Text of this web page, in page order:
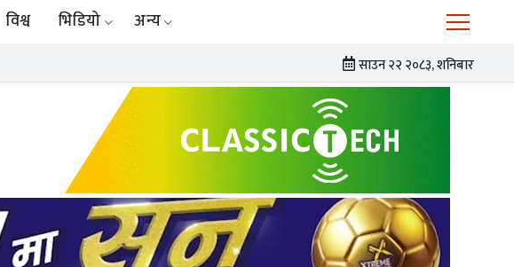
विश्व भिडियो अन्य
साउन २२ २०८३, शनिबार